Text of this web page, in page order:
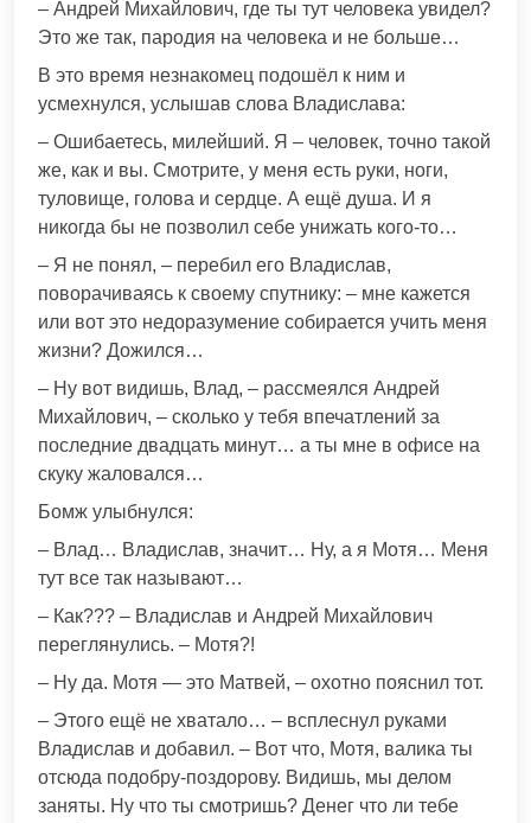
– Андрей Михайлович, где ты тут человека увидел?
Это же так, пародия на человека и не больше…
В это время незнакомец подошёл к ним и
усмехнулся, услышав слова Владислава:
– Ошибаетесь, милейший. Я – человек, точно такой
же, как и вы. Смотрите, у меня есть руки, ноги,
туловище, голова и сердце. А ещё душа. И я
никогда бы не позволил себе унижать кого-то…
– Я не понял, – перебил его Владислав,
поворачиваясь к своему спутнику: – мне кажется
или вот это недоразумение собирается учить меня
жизни? Дожился…
– Ну вот видишь, Влад, – рассмеялся Андрей
Михайлович, – сколько у тебя впечатлений за
последние двадцать минут… а ты мне в офисе на
скуку жаловался…
Бомж улыбнулся:
– Влад… Владислав, значит… Ну, а я Мотя… Меня
тут все так называют…
– Как??? – Владислав и Андрей Михайлович
переглянулись. – Мотя?!
– Ну да. Мотя — это Матвей, – охотно пояснил тот.
– Этого ещё не хватало… – всплеснул руками
Владислав и добавил. – Вот что, Мотя, валика ты
отсюда подобру-поздорову. Видишь, мы делом
заняты. Ну что ты смотришь? Денег что ли тебе